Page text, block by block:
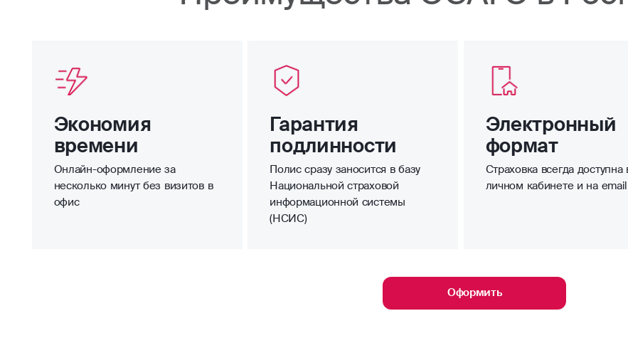
Экономия
времени
Онлайн-оформление за
несколько минут без визитов в
офис
Гарантия
подлинности
Полис сразу заносится в базу
Национальной страховой
информационной системы
(НСИС)
Электронный
формат
Страховка всегда доступна
личном кабинете и на email
Оформить